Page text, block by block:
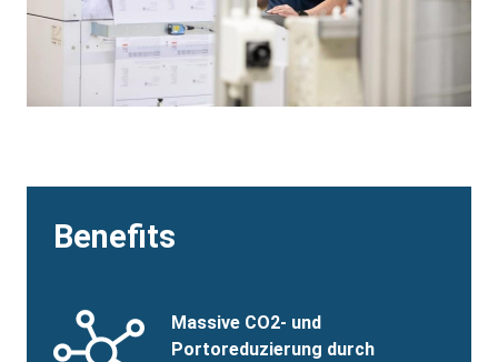
Benefits
Benefits
Image
SVG
Benefits
Title
Massive CO2- und
Portoreduzierung durch